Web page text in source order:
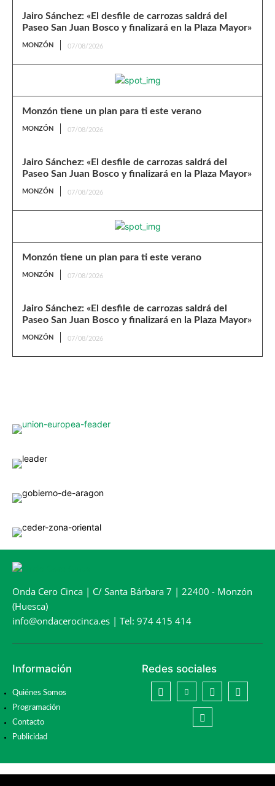
Jairo Sánchez: «El desfile de carrozas saldrá del
Paseo San Juan Bosco y finalizará en la Plaza Mayor»
MONZÓN 07/08/2026
Monzón tiene un plan para ti este verano
MONZÓN 07/08/2026
Jairo Sánchez: «El desfile de carrozas saldrá del
Paseo San Juan Bosco y finalizará en la Plaza Mayor»
MONZÓN 07/08/2026
Monzón tiene un plan para ti este verano
MONZÓN 07/08/2026
Jairo Sánchez: «El desfile de carrozas saldrá del
Paseo San Juan Bosco y finalizará en la Plaza Mayor»
MONZÓN 07/08/2026
Onda Cero Cinca | C/ Santa Bárbara 7 | 22400 - Monzón
(Huesca)
info@ondacerocinca.es | Tel: 974 415 414
Información
Quiénes Somos
Programación
Contacto
Publicidad
Redes sociales